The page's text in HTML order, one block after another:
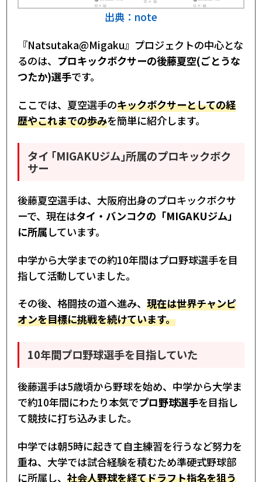
出典：note
『Natsutaka@Migaku』プロジェクトの中心とな
るのは、 プロキックボクサーの後藤夏空(ごとうな
つたか)選手です。
ここでは、夏空選手のキックボクサーとしての経
歴やこれまでの歩みを簡単に紹介します。
タイ ｢MIGAKUジム｣所属のプロキックボク
サー
後藤夏空選手は、大阪府出身のプロキックボクサ
ーで、現在はタイ・バンコクの「MIGAKUジム」
に所属 しています。
中学から大学までの約10年間はプロ野球選手を目
指して活動していました。
その後、格闘技の道へ進み、 現在は世界チャンピ
オンを目標に挑戦を続けています。
10年間プロ野球選手を目指していた
後藤選手は5歳頃から野球を始め、中学から大学ま
で約10年間にわたり本気でプロ野球選手を目指し
て競技に打ち込みました。
中学では朝5時に起きて自主練習を行うなど努力を
重ね、大学では試合経験を積むため準硬式野球部
に所属し、 社会人野球を経てドラフト指名を狙う